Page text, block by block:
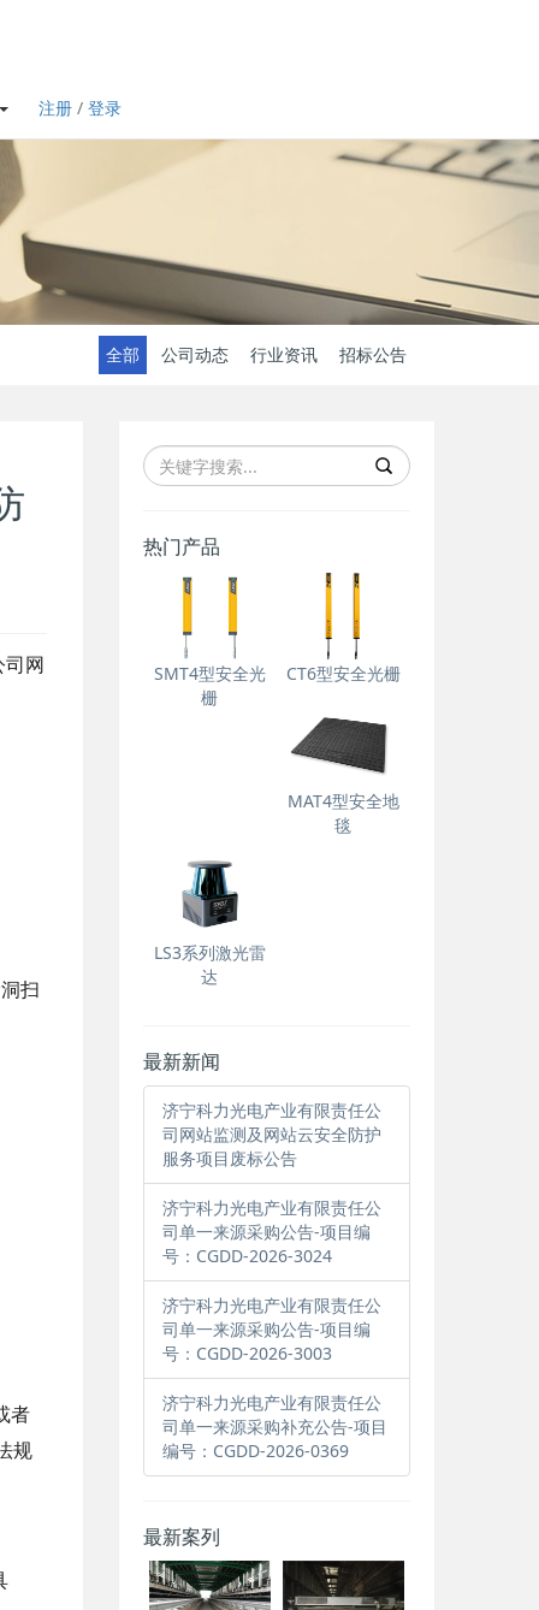
注册 / 登录
全部 公司动态 行业资讯 招标公告
网
扫
者
规
热门产品
SMT4型安全光
栅
CT6型安全光栅
MAT4型安全地
毯
LS3系列激光雷
达
最新新闻
济宁科力光电产业有限责任公
司网站监测及网站云安全防护
服务项目废标公告
济宁科力光电产业有限责任公
司单一来源采购公告-项目编
号：CGDD-2026-3024
济宁科力光电产业有限责任公
司单一来源采购公告-项目编
号：CGDD-2026-3003
济宁科力光电产业有限责任公
司单一来源采购补充公告-项目
编号：CGDD-2026-0369
最新案列